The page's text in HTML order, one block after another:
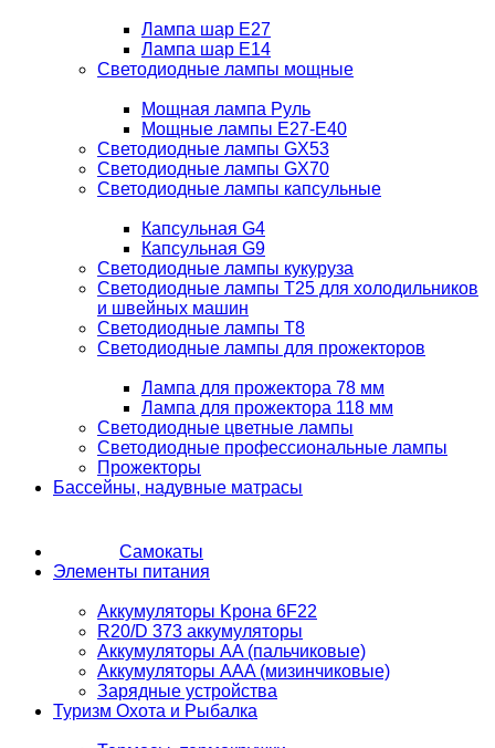
Лампа шар E27
Лампа шар Е14
Светодиодные лампы мощные
Мощная лампа Руль
Мощные лампы E27-E40
Светодиодные лампы GX53
Светодиодные лампы GX70
Светодиодные лампы капсульные
Капсульная G4
Капсульная G9
Светодиодные лампы кукуруза
Светодиодные лампы T25 для холодильников
и швейных машин
Светодиодные лампы T8
Светодиодные лампы для прожекторов
Лампа для прожектора 78 мм
Лампа для прожектора 118 мм
Светодиодные цветные лампы
Светодиодные профессиональные лампы
Прожекторы
Бассейны, надувные матрасы
Самокаты
Элементы питания
Аккумуляторы Kрона 6F22
R20/D 373 аккумуляторы
Аккумуляторы AA (пальчиковые)
Аккумуляторы AAA (мизинчиковые)
Зарядные устройства
Туризм Охота и Рыбалка